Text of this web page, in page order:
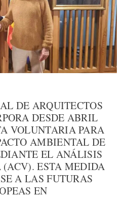
DE ARQUITECTOS
DESDE ABRIL
VOLUNTARIA PARA
AMBIENTAL DE
EL ANÁLISIS
ESTA MEDIDA
A LAS FUTURAS
EN